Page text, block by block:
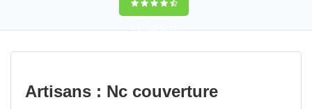
9,5(100%)73
votes
Artisans : Nc couverture